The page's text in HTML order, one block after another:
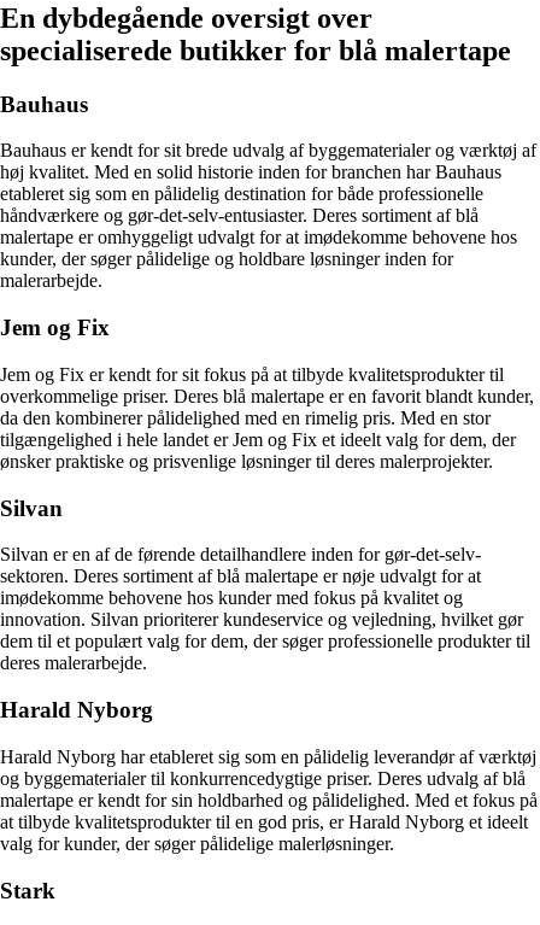
En dybdegående oversigt over
specialiserede butikker for blå malertape
Bauhaus
Bauhaus er kendt for sit brede udvalg af byggematerialer og værktøj af
høj kvalitet. Med en solid historie inden for branchen har Bauhaus
etableret sig som en pålidelig destination for både professionelle
håndværkere og gør-det-selv-entusiaster. Deres sortiment af blå
malertape er omhyggeligt udvalgt for at imødekomme behovene hos
kunder, der søger pålidelige og holdbare løsninger inden for
malerarbejde.
Jem og Fix
Jem og Fix er kendt for sit fokus på at tilbyde kvalitetsprodukter til
overkommelige priser. Deres blå malertape er en favorit blandt kunder,
da den kombinerer pålidelighed med en rimelig pris. Med en stor
tilgængelighed i hele landet er Jem og Fix et ideelt valg for dem, der
ønsker praktiske og prisvenlige løsninger til deres malerprojekter.
Silvan
Silvan er en af de førende detailhandlere inden for gør-det-selv-
sektoren. Deres sortiment af blå malertape er nøje udvalgt for at
imødekomme behovene hos kunder med fokus på kvalitet og
innovation. Silvan prioriterer kundeservice og vejledning, hvilket gør
dem til et populært valg for dem, der søger professionelle produkter til
deres malerarbejde.
Harald Nyborg
Harald Nyborg har etableret sig som en pålidelig leverandør af værktøj
og byggematerialer til konkurrencedygtige priser. Deres udvalg af blå
malertape er kendt for sin holdbarhed og pålidelighed. Med et fokus på
at tilbyde kvalitetsprodukter til en god pris, er Harald Nyborg et ideelt
valg for kunder, der søger pålidelige malerløsninger.
Stark